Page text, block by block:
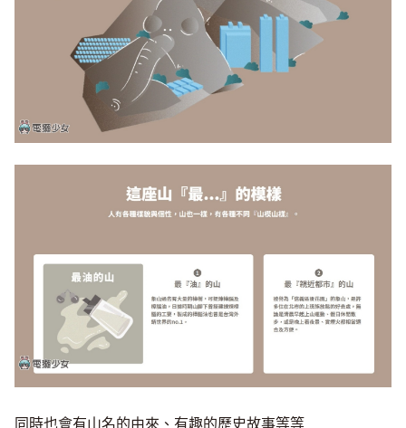
同時也會有山名的由來、有趣的歷史故事等等